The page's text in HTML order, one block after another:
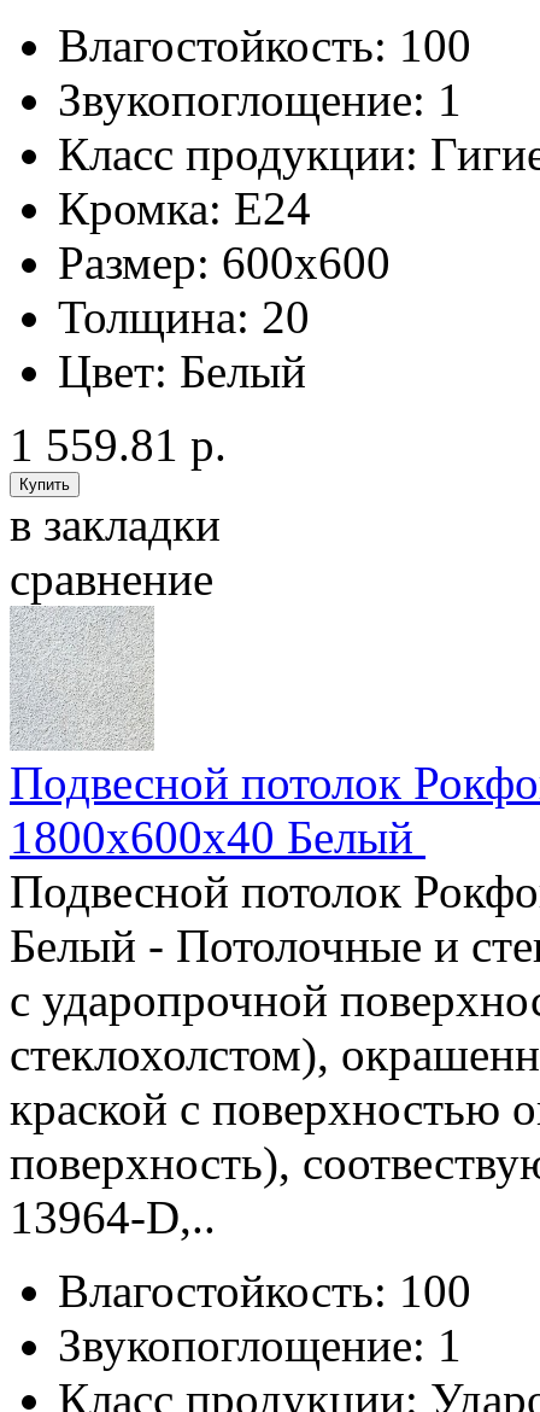
Влагостойкость: 100
Звукопоглощение: 1
Класс продукции:
Кромка: E24
Размер: 600x600
Толщина: 20
Цвет: Белый
1 559.81 р.
в закладки
сравнение
Подвесной потолок
1800x600x40 Белый
Подвесной потолок
Белый - Потолочные и
с ударопрочной
стеклохолстом),
краской с поверхностью
поверхность),
13964-D,..
Влагостойкость: 100
Звукопоглощение: 1
Класс продукции: